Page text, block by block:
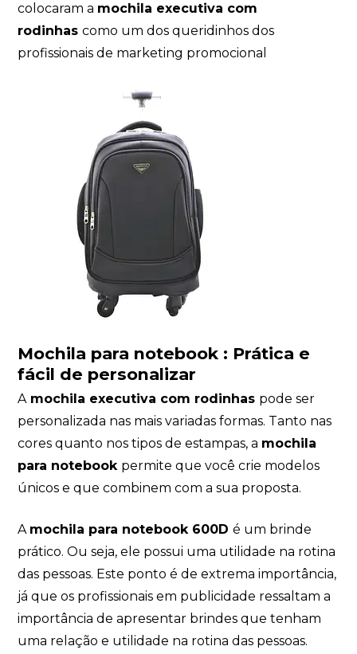
colocaram a mochila executiva com
rodinhas como um dos queridinhos dos
profissionais de marketing promocional
Mochila para notebook : Prática e
fácil de personalizar
Amochila executiva com rodinhas pode ser
personalizada nas mais variadas formas. Tanto nas
cores quanto nos tipos de estampas, a mochila
para notebook permite que você crie modelos
únicos e que combinem com a sua proposta.
A mochila para notebook 600Dé um brinde
prático. Ou seja, ele possui uma utilidade na rotina
das pessoas. Este ponto é de extrema importância,
já que os profissionais em publicidade ressaltam a
importância de apresentar brindes que tenham
uma relação e utilidade na rotina das pessoas.